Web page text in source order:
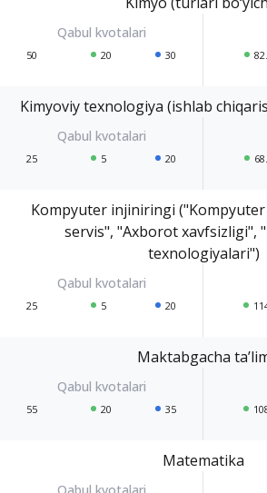
50 20 30
Kimyoviy texnologiya (ishlab
25 5 20
Kompyuter injiniringi
servis", "Axborot xavfsizligi",
texnologiyalari")
25 5 20
Maktabgacha
55 20 35
Matematika